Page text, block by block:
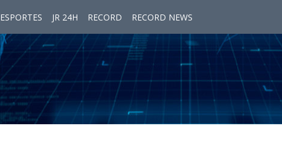
ESPORTES JR 24H RECORD RECORD NEWS